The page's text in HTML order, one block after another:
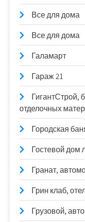
Все для дома
Все для дома
Галамарт
Гараж 21
ГигантСтрой,
отделочных
Городская
Гостевой дом
Гранат,
Грин клаб,
Грузовой,